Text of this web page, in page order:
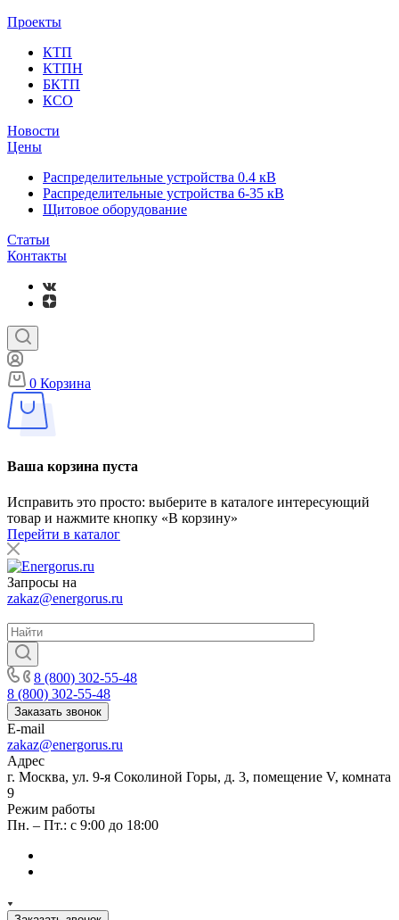
Проекты
КТП
КТПН
БКТП
КСО
Новости
Цены
Распределительные устройства 0.4 кВ
Распределительные устройства 6-35 кВ
Щитовое оборудование
Статьи
Контакты
0 Корзина
Ваша корзина пуста
Исправить это просто: выберите в каталоге интересующий
товар и нажмите кнопку «В корзину»
Перейти в каталог
Запросы на
zakaz@energorus.ru
8 (800) 302-55-48
8 (800) 302-55-48
Заказать звонок
E-mail
zakaz@energorus.ru
Адрес
г. Москва, ул. 9-я Соколиной Горы, д. 3, помещение V, комната
9
Режим работы
Пн. – Пт.: с 9:00 до 18:00